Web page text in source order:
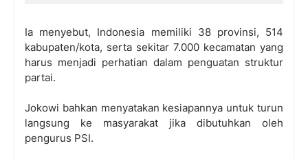
Ia menyebut, Indonesia memiliki 38 provinsi, 514
kabupaten/kota, serta sekitar 7.000 kecamatan yang
harus menjadi perhatian dalam penguatan struktur
partai.
Jokowi bahkan menyatakan kesiapannya untuk turun
langsung ke masyarakat jika dibutuhkan oleh
pengurus PSI.